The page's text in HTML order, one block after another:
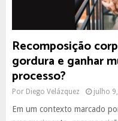
Recomposição
gordura e ganhar
processo?
Por Diego Velázquez julho
Em um contexto marcado